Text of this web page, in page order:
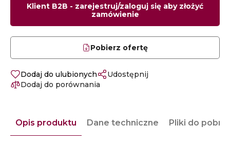
Klient B2B - zarejestruj/zaloguj się aby złożyć
zamówienie
Pobierz ofertę
Dodaj do ulubionych
Udostępnij
Dodaj do porównania
Opis produktu Dane techniczne Pliki do